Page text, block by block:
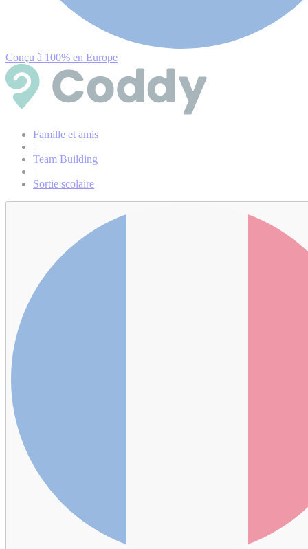
Conçu à 100% en Europe
Famille et amis
|
Team Building
|
Sortie scolaire